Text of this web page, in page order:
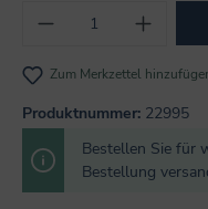
Produkt
Zum Merkzettel
Produktnummer: 22995
Bestellen Sie für
Bestellung